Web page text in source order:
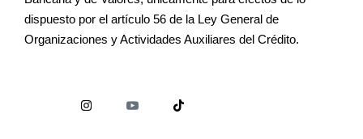
dispuesto por el artículo 56 de la Ley General de
Organizaciones y Actividades Auxiliares del Crédito.